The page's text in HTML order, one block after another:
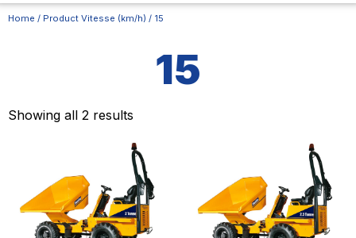
Home / Product Vitesse (km/h) / 15
15
Showing all 2 results